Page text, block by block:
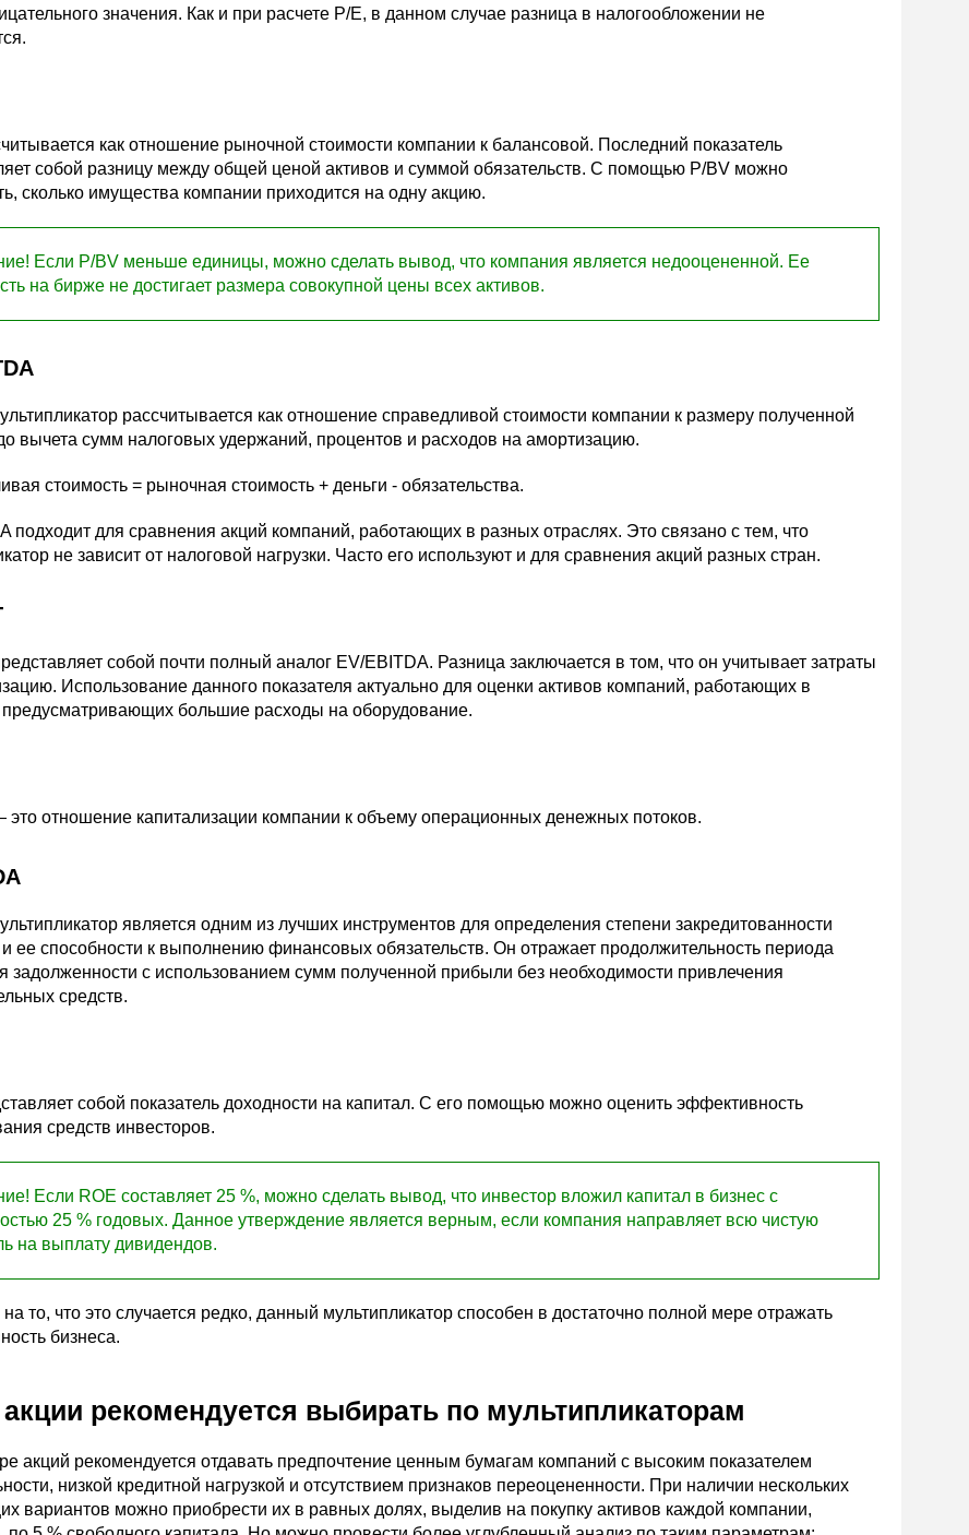
значения. Как и при расчете P/E, в данном случае разница в налогообложении не
как отношение рыночной стоимости компании к балансовой. Последний показатель
собой разницу между общей ценой активов и суммой обязательств. С помощью P/BV можно
сколько имущества компании приходится на одну акцию.
Если P/BV меньше единицы, можно сделать вывод, что компания является недооцененной. Ее
на бирже не достигает размера совокупной цены всех активов.
рассчитывается как отношение справедливой стоимости компании к размеру полученной
вычета сумм налоговых удержаний, процентов и расходов на амортизацию.
стоимость = рыночная стоимость + деньги - обязательства.
подходит для сравнения акций компаний, работающих в разных отраслях. Это связано с тем, что
не зависит от налоговой нагрузки. Часто его используют и для сравнения акций разных стран.
собой почти полный аналог EV/EBITDA. Разница заключается в том, что он учитывает затраты
Использование данного показателя актуально для оценки активов компаний, работающих в
предусматривающих большие расходы на оборудование.
это отношение капитализации компании к объему операционных денежных потоков.
является одним из лучших инструментов для определения степени закредитованности
ее способности к выполнению финансовых обязательств. Он отражает продолжительность периода
задолженности с использованием сумм полученной прибыли без необходимости привлечения
средств.
собой показатель доходности на капитал. С его помощью можно оценить эффективность
средств инвесторов.
Если ROE составляет 25 %, можно сделать вывод, что инвестор вложил капитал в бизнес с
25 % годовых. Данное утверждение является верным, если компания направляет всю чистую
на выплату дивидендов.
то, что это случается редко, данный мультипликатор способен в достаточно полной мере отражать
бизнеса.
акции рекомендуется выбирать по мультипликаторам
акций рекомендуется отдавать предпочтение ценным бумагам компаний с высоким показателем
низкой кредитной нагрузкой и отсутствием признаков переоцененности. При наличии нескольких
вариантов можно приобрести их в равных долях, выделив на покупку активов каждой компании,